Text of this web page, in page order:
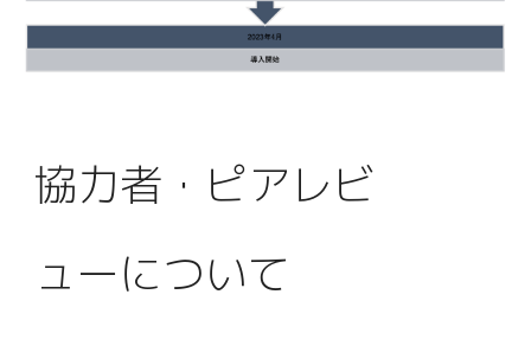
協力者・ピアレビ
ューについて